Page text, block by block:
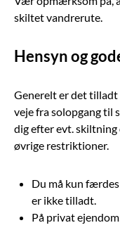
skiltet vandrerute.
Hensyn og
Generelt er det
veje fra solopgang til
dig efter evt.
øvrige restriktioner.
Du må kun
er ikke tilladt.
På privat